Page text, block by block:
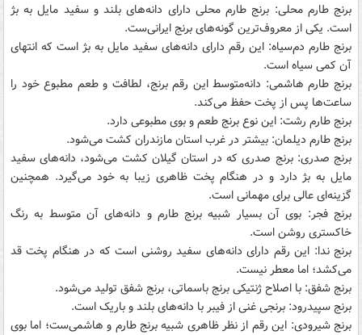
برنج طارم محلی: برنج طارم محلی دارای دانه‌های بلند و سفید مایل به بژ
است. یکی از معروف‌ترین گونه‌های برنج ایرانی‌ست.
برنج طارم دم‌سیاه: این رقم دارای دانه‌های سفید مایل به بژ است که انتهای
آن کمی سیاه است.
برنج طارم هاشمی: دانه‌متوسط این رقم برنج، لطافت و طعم مطبوع خود را
ساعت‌ها پس از پخت حفظ می‌کند.
برنج طارم رشت: این نوع برنج طعم و بوی مطبوعی دارد.
برنج طارم دیلمان: بیشتر در غرب استان مازندران کشت می‌شود.
برنج صدری: برنج صدری که در استان گیلان کشت می‌شود، دانه‌های سفید
مایل به بژ دارد و در هنگام پخت ظاهری زیبا به خود می‌گیرد. همچنین
گزینه‌ای‌ عالی برای مهمانی است.
برنج فجر: بوی آن بسیار شبیه برنج طارم و دانه‌های آن متوسط به رنگ
خاکستری روشن است.
برنج ندا: این رقم دارای دانه‌های سفید روشنی است که در هنگام پخت قد
می‌کشد؛ اما معطر نیست.
برنج شفق: با اصلاح ژنتیکی برنج باسماتی، برنج شفق تولید می‌شود.
برنج سپیدرود: برنجی غنی از فیبر با دانه‌های بلند و باریک است.
برنج شیرودی: این رقم از نظر ظاهری شبیه برنج طارم و هاشمی‌ست؛ اما بوی